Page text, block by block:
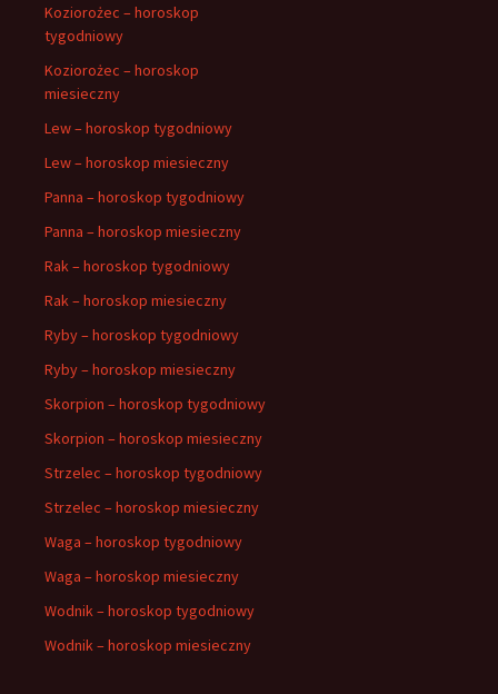
Koziorożec – horoskop
tygodniowy
Koziorożec – horoskop
miesieczny
Lew – horoskop tygodniowy
Lew – horoskop miesieczny
Panna – horoskop tygodniowy
Panna – horoskop miesieczny
Rak – horoskop tygodniowy
Rak – horoskop miesieczny
Ryby – horoskop tygodniowy
Ryby – horoskop miesieczny
Skorpion – horoskop tygodniowy
Skorpion – horoskop miesieczny
Strzelec – horoskop tygodniowy
Strzelec – horoskop miesieczny
Waga – horoskop tygodniowy
Waga – horoskop miesieczny
Wodnik – horoskop tygodniowy
Wodnik – horoskop miesieczny